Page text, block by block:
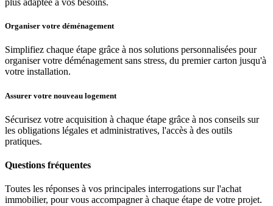
plus adaptée à vos besoins.
Organiser votre déménagement
Simplifiez chaque étape grâce à nos solutions personnalisées pour
organiser votre déménagement sans stress, du premier carton jusqu'à
votre installation.
Assurer votre nouveau logement
Sécurisez votre acquisition à chaque étape grâce à nos conseils sur
les obligations légales et administratives, l'accès à des outils
pratiques.
Questions fréquentes
Toutes les réponses à vos principales interrogations sur l'achat
immobilier, pour vous accompagner à chaque étape de votre projet.